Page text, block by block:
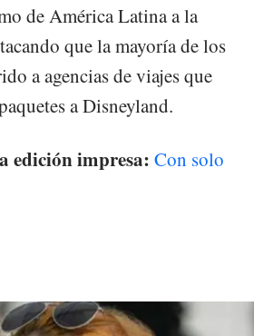
de América Latina a la
que la mayoría de los
a agencias de viajes que
a Disneyland.
edición impresa: Con solo